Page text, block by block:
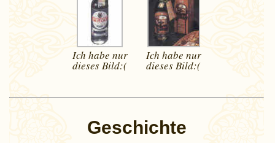
Ich habe nur
diesesBild:(
Ich habe nur
diesesBild:(
Geschichte